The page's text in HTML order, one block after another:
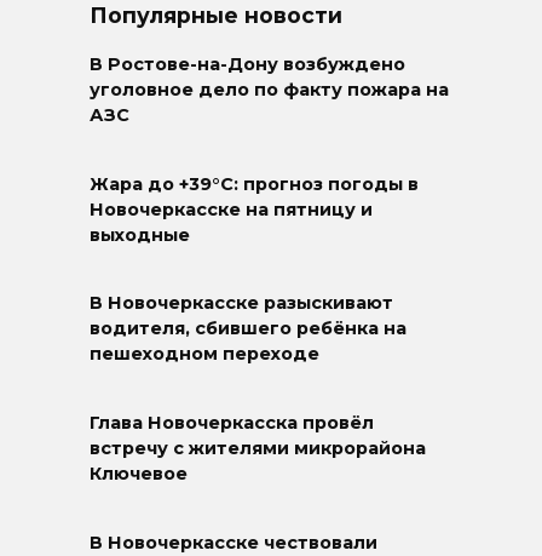
Популярные новости
В Ростове-на-Дону возбуждено
уголовное дело по факту пожара на
АЗС
Жара до +39°C: прогноз погоды в
Новочеркасске на пятницу и
выходные
В Новочеркасске разыскивают
водителя, сбившего ребёнка на
пешеходном переходе
Глава Новочеркасска провёл
встречу с жителями микрорайона
Ключевое
В Новочеркасске чествовали